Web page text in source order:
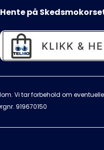
Hente på
Vi tar forbehold om
919670150